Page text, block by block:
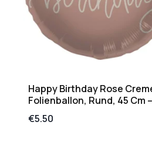
Happy Birthday Rose
Folienballon, Rund, 45 Cm
€5.50